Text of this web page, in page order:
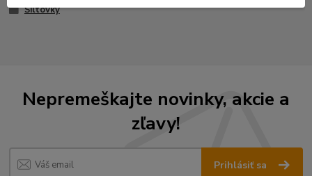
Šiltovky
Nepremeškajte novinky, akcie a
zľavy!
Prihlásiť sa